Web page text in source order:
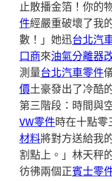
止散播金箔！你的
件經嚴重破壞了我
數！」她迅台北汽
口商來油氣分離器
測量台北汽車零件
價土豪發出了冷酷
第三階段：時間與
VW零件時在十點零
材料將對方送給我
割點上。」林天秤
彷彿兩個正賓士零